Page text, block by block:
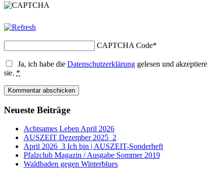
CAPTCHA Code*
Ja, ich habe die Datenschutzerklärung gelesen und akzeptiere
sie. *
Neueste Beiträge
Achtsames Leben April 2026
AUSZEIT Dezember 2025_2
April 2026_3 Ich bin | AUSZEIT-Sonderheft
Pfalzclub Magazin / Ausgabe Sommer 2019
Waldbaden gegen Winterblues